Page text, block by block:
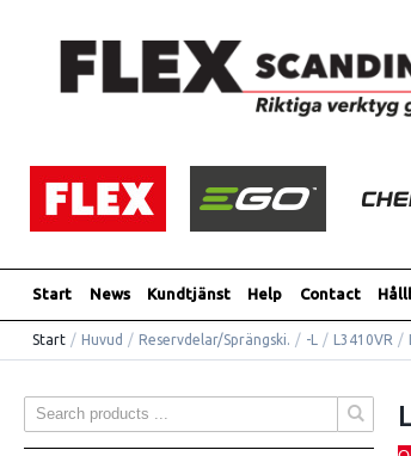
Start News Kundtjänst Help Contact
Start / Huvud / Reservdelar/Sprängski. / -L / L3410VR /